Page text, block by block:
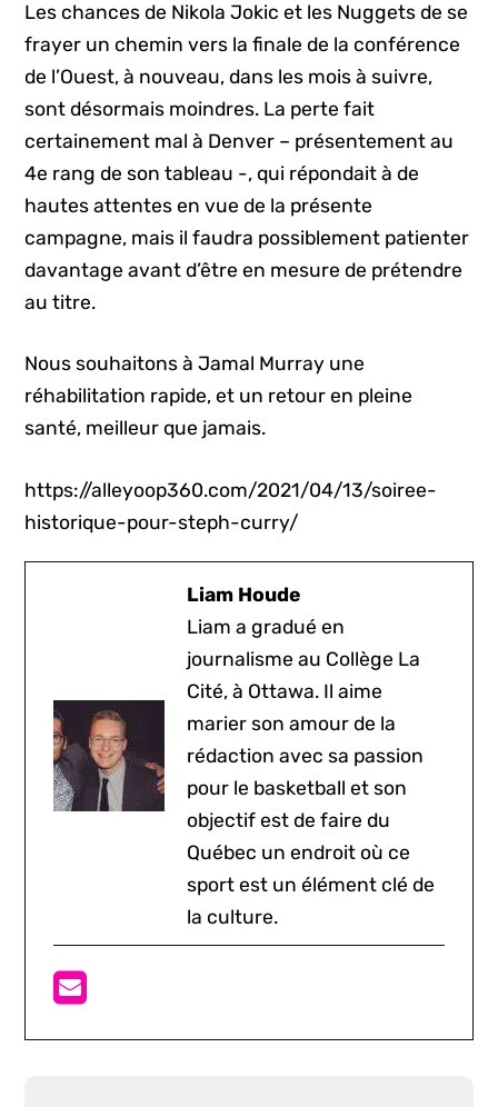
Les chances de Nikola Jokic et les Nuggets de se
frayer un chemin vers la finale de la conférence
de l’Ouest, à nouveau, dans les mois à suivre,
sont désormais moindres. La perte fait
certainement mal à Denver – présentement au
4e rang de son tableau -, qui répondait à de
hautes attentes en vue de la présente
campagne, mais il faudra possiblement patienter
davantage avant d’être en mesure de prétendre
au titre.
Nous souhaitons à Jamal Murray une
réhabilitation rapide, et un retour en pleine
santé, meilleur que jamais.
https://alleyoop360.com/2021/04/13/soiree-
historique-pour-steph-curry/
Liam Houde
Liam a gradué en
journalisme au Collège La
Cité, à Ottawa. Il aime
marier son amour de la
rédaction avec sa passion
pour le basketball et son
objectif est de faire du
Québec un endroit où ce
sport est un élément clé de
la culture.